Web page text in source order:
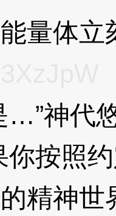
体立
神代悠
你按照
精神世